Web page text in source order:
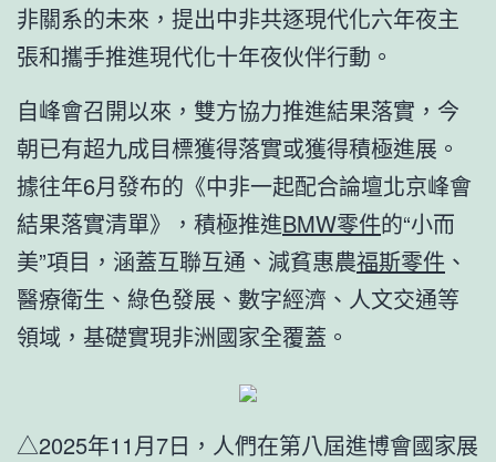
非關系的未來，提出中非共逐現代化六年夜主
張和攜手推進現代化十年夜伙伴行動。
自峰會召開以來，雙方協力推進結果落實，今
朝已有超九成目標獲得落實或獲得積極進展。
據往年6月發布的《中非一起配合論壇北京峰會
結果落實清單》，積極推進BMW零件的“小而
美”項目，涵蓋互聯互通、減貧惠農福斯零件 、
醫療衛生、綠色發展、數字經濟、人文交通等
領域，基礎實現非洲國家全覆蓋。
△2025年11月7日，人們在第八屆進博會國家展